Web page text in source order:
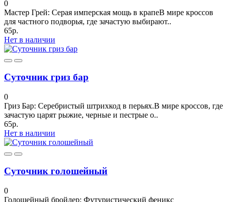
0
Мастер Грей: Серая имперская мощь в крапеВ мире кроссов
для частного подворья, где зачастую выбирают..
65р.
Нет в наличии
Суточник гриз бар
0
Гриз Бар: Серебристый штрихкод в перьях.В мире кроссов, где
зачастую царят рыжие, черные и пестрые о..
65р.
Нет в наличии
Суточник голошейный
0
Голошейный бройлер: Футуристический феникс